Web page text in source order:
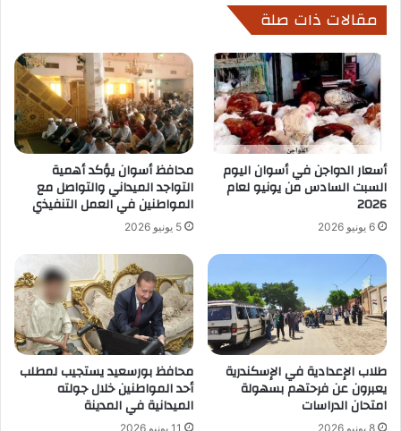
مقالات ذات صلة
أسعار الدواجن في أسوان اليوم
السبت السادس من يونيو لعام
2026
6 يونيو 2026
محافظ أسوان يؤكد أهمية
التواجد الميداني والتواصل مع
المواطنين في العمل التنفيذي
5 يونيو 2026
طلاب الإعدادية في الإسكندرية
يعبرون عن فرحتهم بسهولة
امتحان الدراسات
8 يونيو 2026
محافظ بورسعيد يستجيب لمطلب
أحد المواطنين خلال جولته
الميدانية في المدينة
11 يونيو 2026